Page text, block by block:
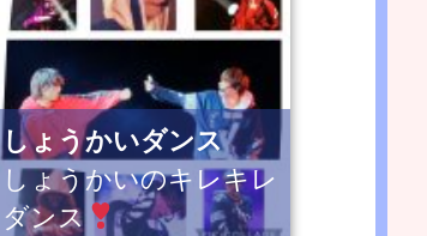
しょうかいダンス
しょうかいのキレキレ
ダンス